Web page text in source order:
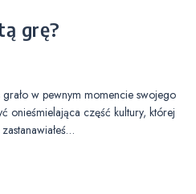
grę?
w pewnym momencie swojego
onieśmielająca część kultury, której